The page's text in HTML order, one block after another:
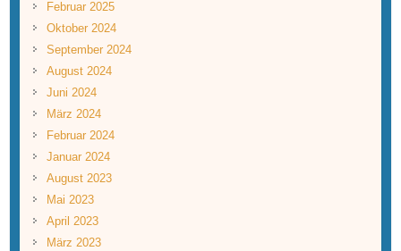
Februar 2025
Oktober 2024
September 2024
August 2024
Juni 2024
März 2024
Februar 2024
Januar 2024
August 2023
Mai 2023
April 2023
März 2023